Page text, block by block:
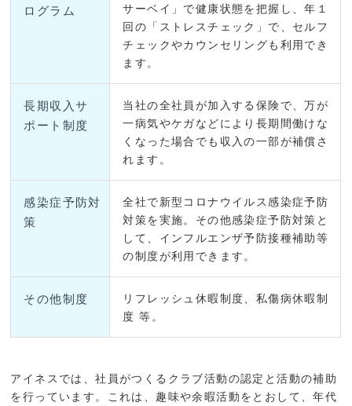
ログラム
サーベイ」で健康状態を把握し、年１
回の「ストレスチェック」で、セルフ
チェックやカウンセリングも利用でき
ます。
長期収入サ
ポート制度
当社の全社員が加入する保険で、万が
一病気やケガなどにより長期間働けな
くなった場合でも収入の一部が補償さ
れます。
感染症予防対
策
全社で新型コロナウイルス感染症予防
対策を実施。その他感染症予防対策と
して、インフルエンザ予防接種補助等
の制度が利用できます。
その他制度
リフレッシュ休暇制度、私傷病休暇制
度 等。
アイネスでは、社員がつくるクラブ活動の認定と活動の補助
を行っています。これは、趣味や余暇活動をとおして、年代